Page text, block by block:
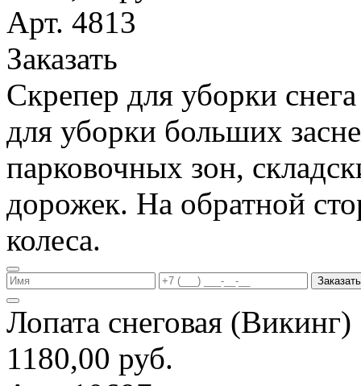
Арт. 4813
Заказать
Скрепер для уборки
для уборки больших
парковочных зон,
дорожек. На обратной
колеса.
Заказать
Лопата снеговая
1180,00 руб.